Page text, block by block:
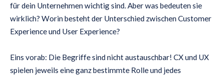
für dein Unternehmen wichtig sind. Aber was bedeuten sie
wirklich? Worin besteht der Unterschied zwischen Customer
Experience und User Experience?
Eins vorab: Die Begriffe sind nicht austauschbar! CX und UX
spielen jeweils eine ganz bestimmte Rolle und jedes